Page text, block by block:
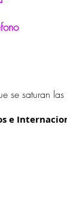
se saturan las
e